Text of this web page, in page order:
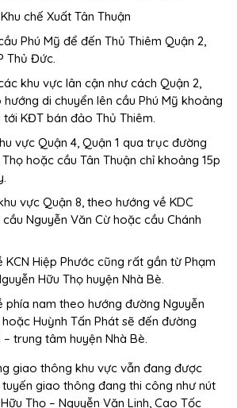
chế Xuất Tân Thuận
Phú Mỹ để đến Thủ Thiêm Quận 2,
Thủ Đức.
khu vực lân cận như cách Quận 2,
di chuyển lên cầu Phú Mỹ khoảng
tới KĐT bán đảo Thủ Thiêm.
vực Quận 4, Quận 1 qua trục đường
hoặc cầu Tân Thuận chỉ khoảng 15p
vực Quận 8, theo hướng về KDC
Nguyễn Văn Cừ hoặc cầu Chánh
KCN Hiệp Phước cũng rất gần từ Phạm
Hữu Thọ huyện Nhà Bè.
phía nam theo hướng đường Nguyễn
Huỳnh Tấn Phát sẽ đến đường
– trung tâm huyện Nhà Bè.
giao thông khu vực vẫn đang được
giao thông đang thi công như nút
Thọ – Nguyễn Văn Linh, Cao Tốc